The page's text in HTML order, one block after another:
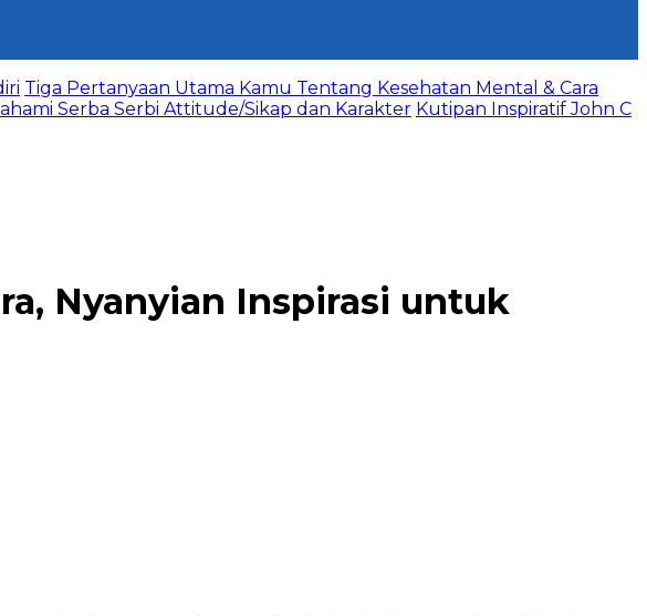
Tiga Pertanyaan Utama Kamu Tentang Kesehatan Mental & Cara
Serba Serbi Attitude/Sikap dan Karakter Kutipan Inspiratif John C
Nyanyian Inspirasi untuk